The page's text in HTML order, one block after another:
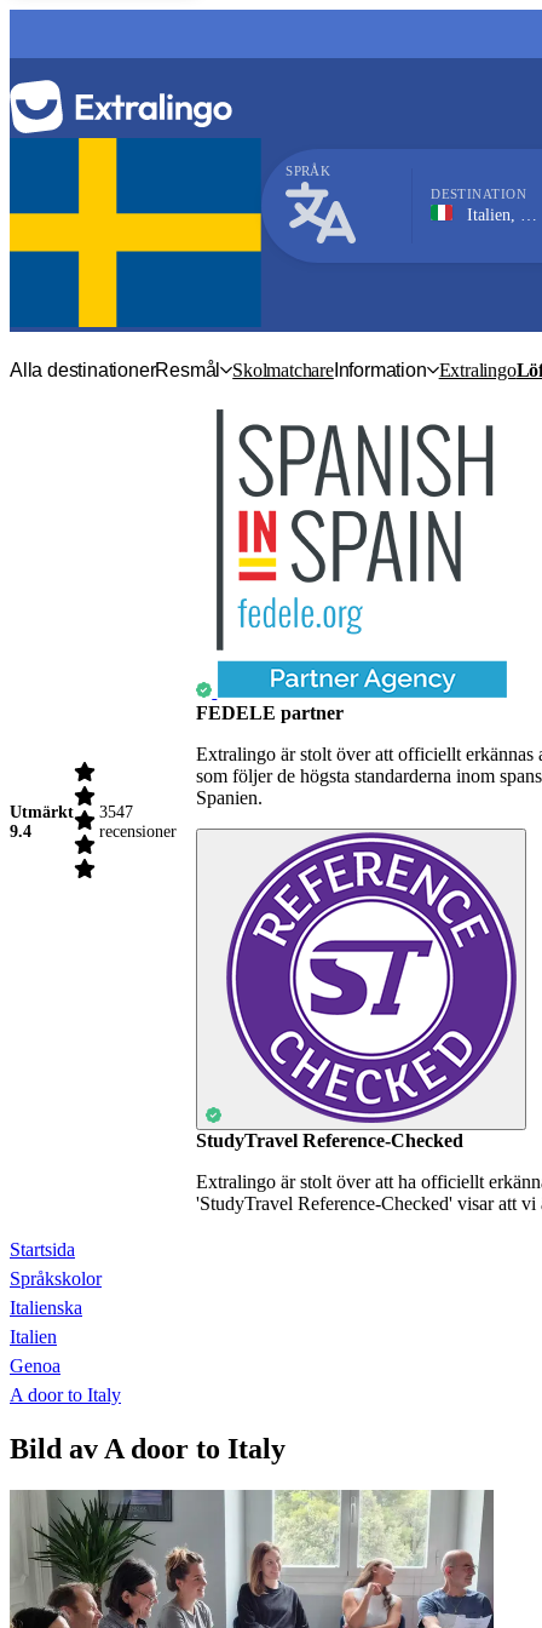
SPRÅK
DESTINATION
Italien, Genoa
Alla destinationerResmål SkolmatchareInformation Extralingo
Utmärkt
9.4
3547
recensioner
FEDELE partner
Extralingo är stolt över att officiellt erkännas
som följer de högsta standarderna inom
Spanien.
StudyTravel Reference-Checked
Extralingo är stolt över att ha officiellt
'StudyTravel Reference-Checked' visar att
Startsida
Språkskolor
Italienska
Italien
Genoa
A door to Italy
Bild av A door to Italy